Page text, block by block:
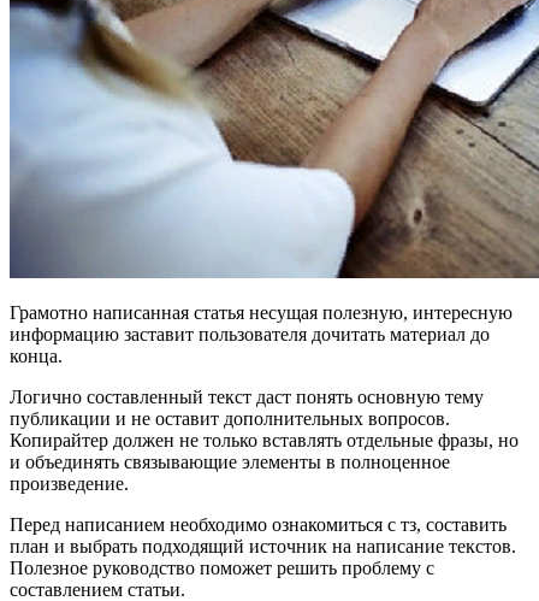
Грамотно написанная статья несущая полезную, интересную
информацию заставит пользователя дочитать материал до
конца.
Логично составленный текст даст понять основную тему
публикации и не оставит дополнительных вопросов.
Копирайтер должен не только вставлять отдельные фразы, но
и объединять связывающие элементы в полноценное
произведение.
Перед написанием необходимо ознакомиться с тз, составить
план и выбрать подходящий источник на написание текстов.
Полезное руководство поможет решить проблему с
составлением статьи.